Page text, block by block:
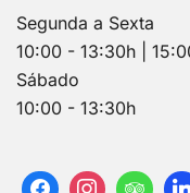
Segunda a Sexta
10:00 - 13:30h |
Sábado
10:00 - 13:30h